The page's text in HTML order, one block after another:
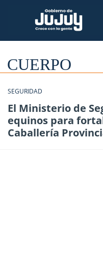
CUERPO
SEGURIDAD
El Ministerio de
equinos para
Caballería